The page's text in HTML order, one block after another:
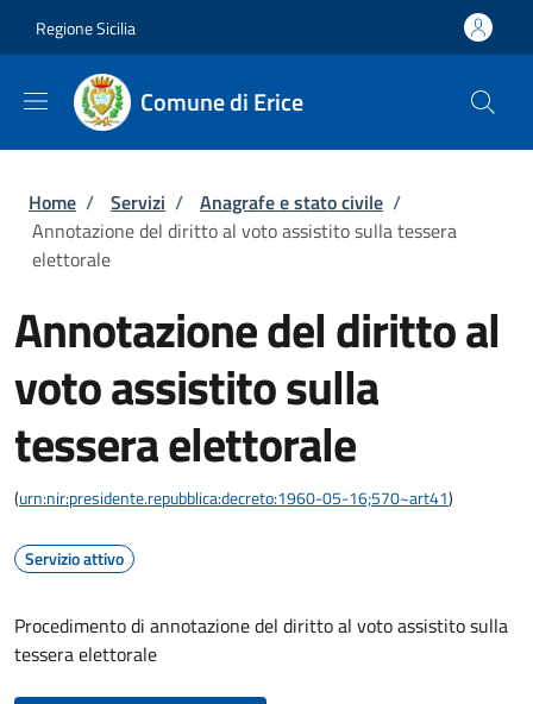
Regione Sicilia
Comune di Erice
Briciole di pane
Home / Servizi / Anagrafe e stato civile /
Annotazione del diritto al voto assistito sulla tessera
elettorale
Annotazione del diritto al
voto assistito sulla
tessera elettorale
(urn:nir:presidente.repubblica:decreto:1960-05-16;570~art41)
Servizio attivo
Procedimento di annotazione del diritto al voto assistito sulla
tessera elettorale